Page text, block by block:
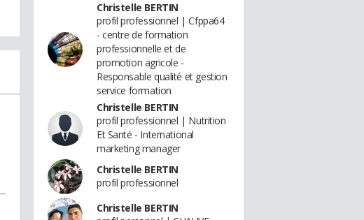
Christelle BERTIN
profil professionnel | Cfppa64
- centre de formation
professionnelle et de
promotion agricole -
Responsable qualité et gestion
service formation
Christelle BERTIN
profil professionnel | Nutrition
Et Santé - International
marketing manager
Christelle BERTIN
profil professionnel
Christelle BERTIN